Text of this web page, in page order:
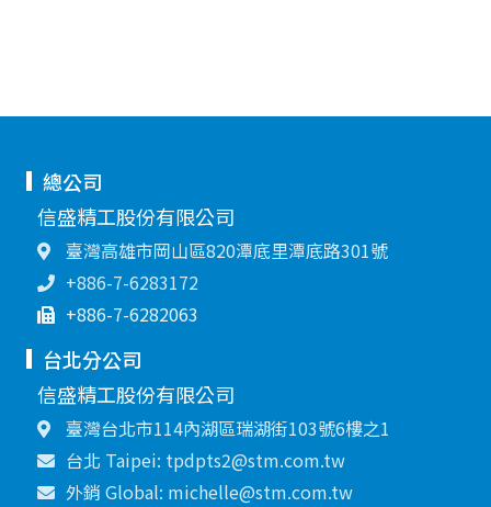
總公司
信盛精工股份有限公司
臺灣高雄市岡山區820潭底里潭底路301號
+886-7-6283172
+886-7-6282063
台北分公司
信盛精工股份有限公司
臺灣台北市114內湖區瑞湖街103號6樓之1
台北 Taipei: tpdpts2@stm.com.tw
外銷 Global: michelle@stm.com.tw